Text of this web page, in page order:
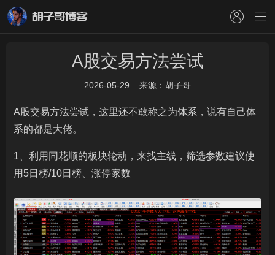
胡子哥博客
A股交易方法尝试
2026-05-29 来源：胡子哥
A股交易方法尝试，这里还不敢称之为体系，说有自己体
系的都是大佬。
1、利用同花顺的板块轮动，来找主线，筛选参数建议使
用5日榜/10日榜、涨停家数